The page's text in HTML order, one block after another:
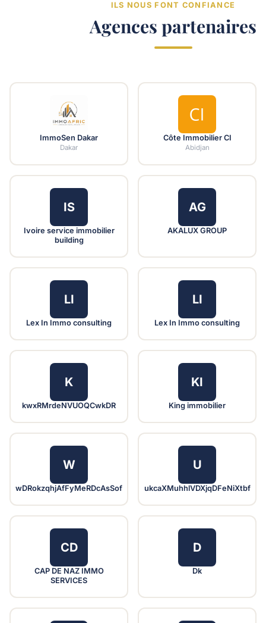
ILS NOUS FONT CONFIANCE
Agences partenaires
ImmoSen Dakar
Dakar
Côte Immobilier CI
Abidjan
IS
Ivoire service immobilier
building
AG
AKALUX GROUP
LI
Lex In Immo consulting
LI
Lex In Immo consulting
K
kwxRMrdeNVUOQCwkDR
KI
King immobilier
W
wDRokzqhjAfFyMeRDcAsSof
U
ukcaXMuhhlVDXjqDFeNiXtbf
CD
CAP DE NAZ IMMO
SERVICES
D
Dk